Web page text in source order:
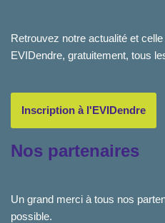
Retrouvez notre actualité et
EVIDendre, gratuitement, tous
Inscription à l'EVIDendre
Nos partenaires
Un grand merci à tous nos
possible.